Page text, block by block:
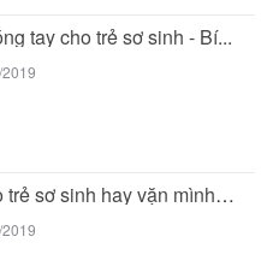
tay cho trẻ sơ sinh - Bí...
Tại sao trẻ sơ sinh hay vặn mình khi...